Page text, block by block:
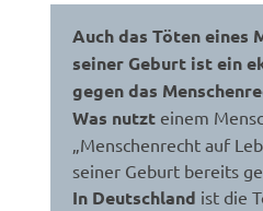
Auch das Töten eines
seiner Geburt ist ein
gegen das
Was nutzt einem
„Menschenrecht auf
seiner Geburt bereits
In Deutschland ist die